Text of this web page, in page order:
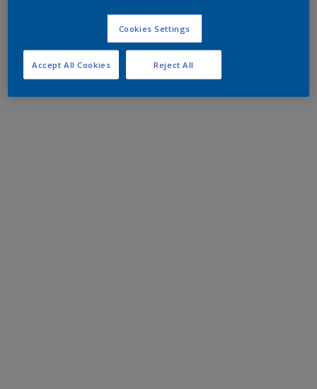
Cookies Settings
Reject All
Accept All Cookies